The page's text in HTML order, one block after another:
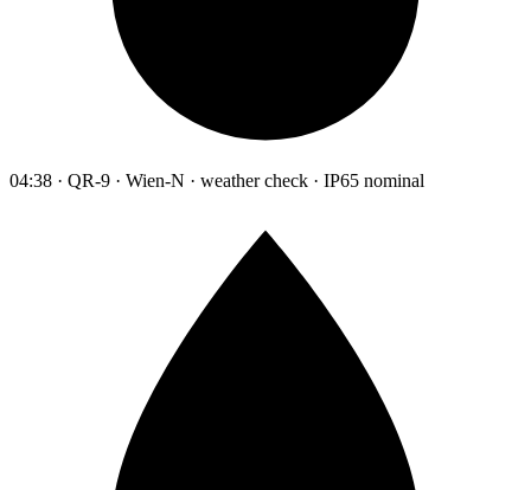
04:38 · QR-9 · Wien-N · weather check · IP65 nominal